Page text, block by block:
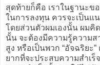
สุดท้ายก็คือ เราในฐานะข
ในการลงทุน ควรจะเป็นแ
โดยส่วนตัวผมเองนั้น ผมคิ
นั้น จะต้องมีความรู้ความส
สูง หรือเป็นพวก “อัจฉริย
ยากที่จะประสบความสำเร็